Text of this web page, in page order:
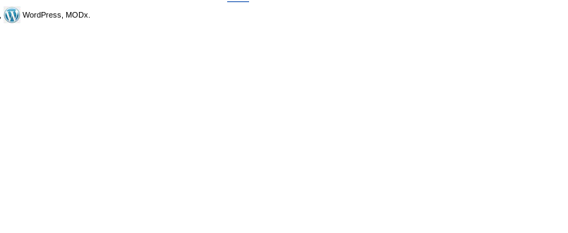
WordPress, MODx.